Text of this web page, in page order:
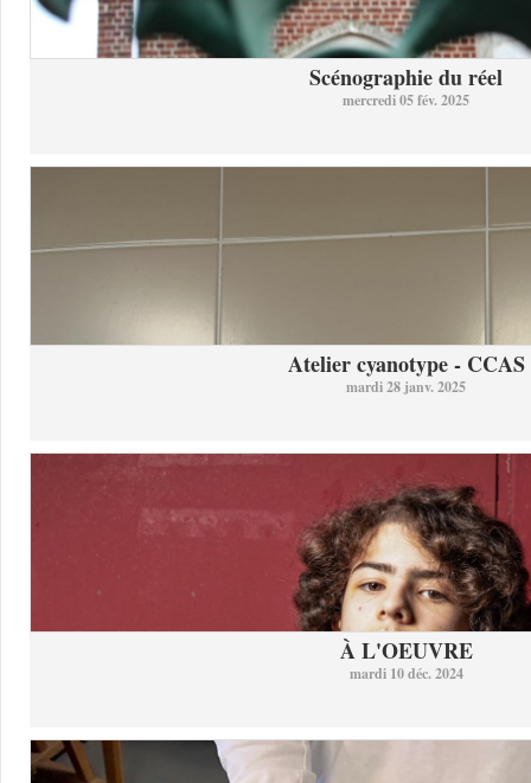
Scénographie du réel
mercredi 05 fév. 2025
Atelier cyanotype - CCAS
mardi 28 janv. 2025
À L'OEUVRE
mardi 10 déc. 2024